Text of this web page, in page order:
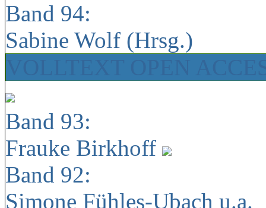
Band 94:
Sabine Wolf (Hrsg.)
Band 93:
Frauke Birkhoff
Band 92:
Simone Fühles-Ubach u.a.